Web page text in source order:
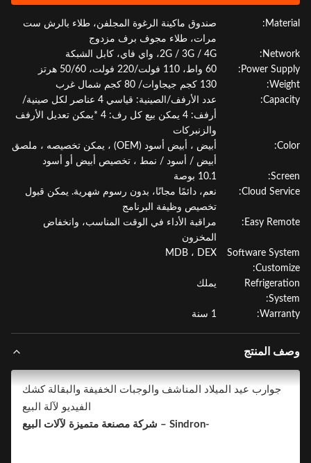
صندوق ماكينة الرغوة المجلفن، طلاء بالرش ست
مرات، طلاء مجوف برف مزدوج
2G / 3G / 4G، واي فاي، كابل الشبكة
Power
عدد الأرفف/الصينية: قياسي 4 عناصر لكل صينية/
أرفف: 4 يمكن بيع كل رف: 4 *يمكن تعديل الأرفف
والزنبركات
أبيض ، أبيض أسود (OEM) ، يمكن تخصيصه ، ملصق
أبيض / أسود / نمط ، تخصيص أبيض أو أسود
Cloud
نعم، دائمًا مجانًا، بدون رسوم شهرية. يمكن قبول
تخصيص وظيفة البرنامج
Easy
مراقبة الأداء في الوقت المناسب، وانخفاض
المخزون
Software
MDB ، DEX
المنتج
جوارب عيد الميلاد المناشف والوجبات الخفيفة والبقالة كشك
الفيديو لآلة البيع